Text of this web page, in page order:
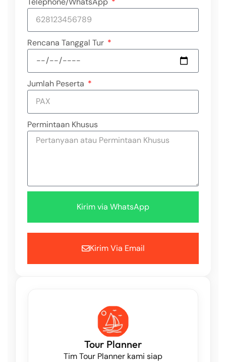
Rencana Tanggal Tur
Jumlah Peserta
Permintaan Khusus
Kirim via WhatsApp
Kirim Via Email
Tour Planner
Tim Tour Planner kami siap